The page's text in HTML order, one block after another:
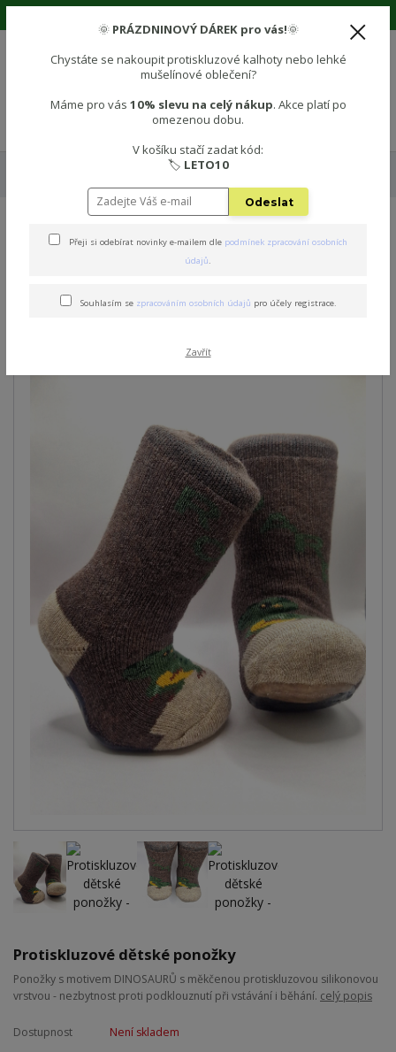
🧦 PROTISKLUZOVÉ PONOŽKY
Protiskluzové dětské ponožky -
Protiskluzové dětské
ponožky - DINOSAURUS
Protiskluzové dětské ponožky
Ponožky s motivem DINOSAURŮ s měkčenou protiskluzovou silikonovou
vrstvou - nezbytnost proti podklouznutí při vstávání i běhání. celý popis
Dostupnost
Není skladem
🌞 PRÁZDNINOVÝ DÁREK pro vás!🌞
Chystáte se nakoupit protiskluzové kalhoty nebo lehké
mušelínové oblečení?
Máme pro vás 10% slevu na celý nákup. Akce platí po
omezenou dobu.
V košíku stačí zadat kód:
🏷️ LETO10
Odeslat
Přeji si odebírat novinky e-mailem dle podmínek zpracování osobních
údajů.
Souhlasím se zpracováním osobních údajů pro účely registrace.
Zavřít